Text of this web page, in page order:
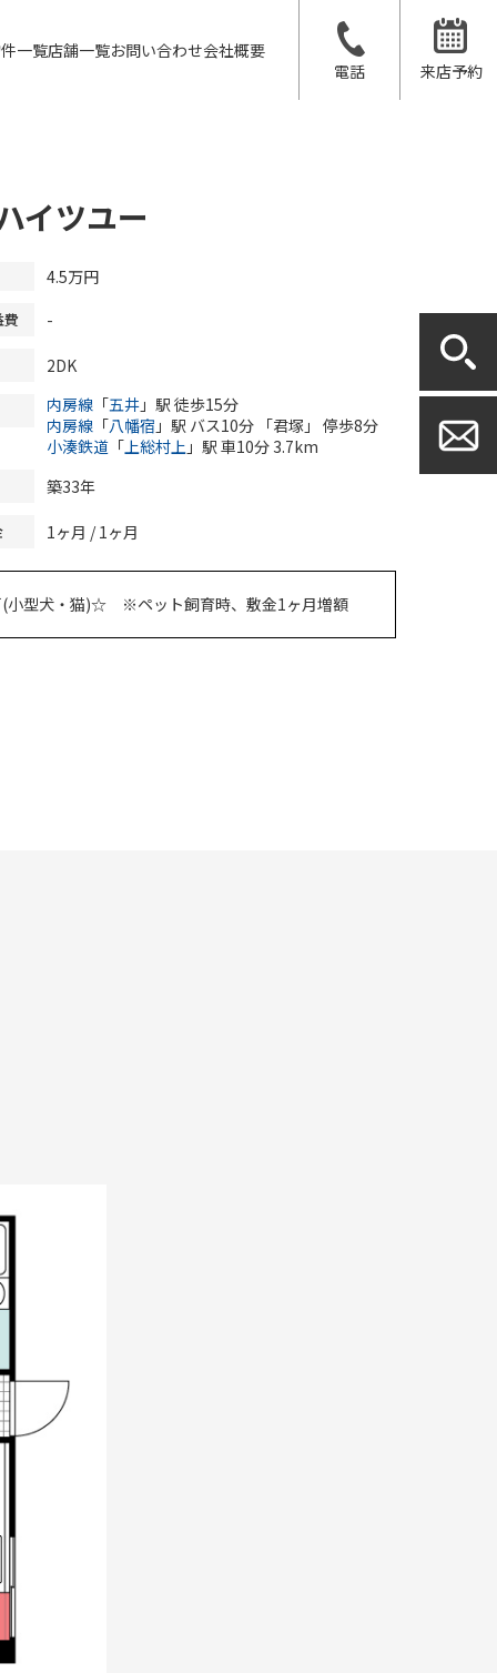
一覧店舗一覧お問い合わせ会社概要
電話
来店予約
イツユー
4.5万円
費 -
2DK
内房線 「五井 」駅 徒歩15分
内房線 「八幡宿 」駅 バス10分 「君塚」 停歩8分
小湊鉄道 「上総村上 」駅 車10分 3.7km
築33年
1ヶ月 / 1ヶ月
小型犬・猫)☆ ※ペット飼育時、敷金1ヶ月増額